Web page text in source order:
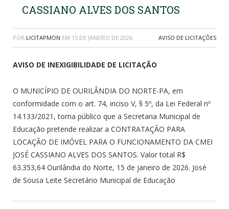
CASSIANO ALVES DOS SANTOS
POR LICITAPMON EM 15 DE JANEIRO DE 2026 AVISO DE LICITAÇÕES
AVISO DE INEXIGIBILIDADE DE LICITAÇÃO
O MUNICÍPIO DE OURILÂNDIA DO NORTE-PA, em
conformidade com o art. 74, inciso V, § 5º, da Lei Federal nº
14.133/2021, torna público que a Secretaria Municipal de
Educação pretende realizar a CONTRATAÇÃO PARA
LOCAÇÃO DE IMÓVEL PARA O FUNCIONAMENTO DA CMEI
JOSÉ CASSIANO ALVES DOS SANTOS. Valor total R$
63.353,64 Ourilândia do Norte, 15 de janeiro de 2026. José
de Sousa Leite Secretário Municipal de Educação